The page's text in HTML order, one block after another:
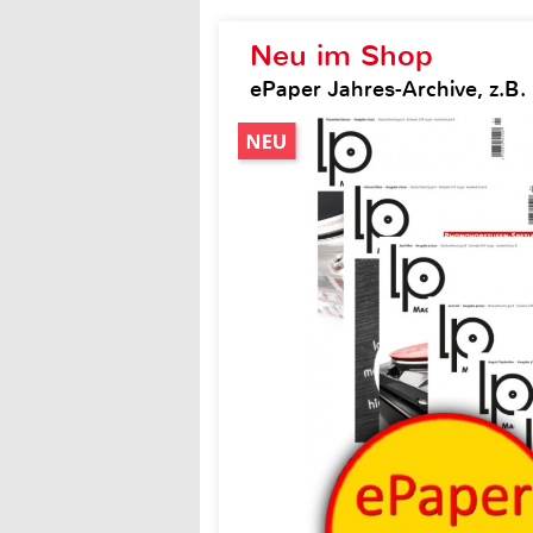
Neu im Shop
ePaper Jahres-Archive, z.B.